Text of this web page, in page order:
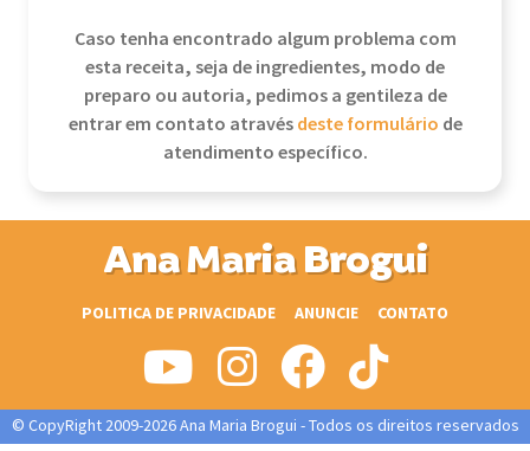
Caso tenha encontrado algum problema com
esta receita, seja de ingredientes, modo de
preparo ou autoria, pedimos a gentileza de
entrar em contato atravésdeste formulário de
atendimento específico.
Ana Maria Brogui
POLITICA DE PRIVACIDADE ANUNCIE CONTATO
© CopyRight 2009-2026 Ana Maria Brogui - Todos os direitos reservados